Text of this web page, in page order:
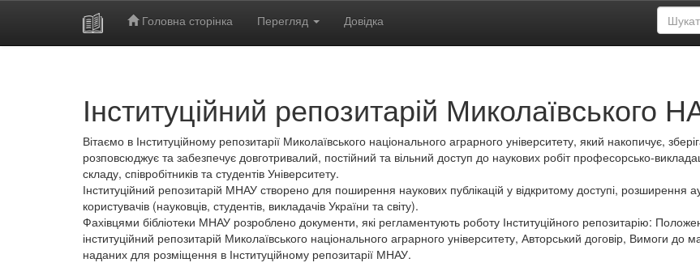
Головна сторінка Перегляд Довідка
Інституційний репозитарій Миколаївського
Вітаємо в Інституційному репозитарії Миколаївського національного аграрного університету, який накопичує,
розповсюджує та забезпечує довготривалий, постійний та вільний доступ до наукових робіт професорсько-
складу, співробітників та студентів Університету.
Інституційний репозитарій МНАУ створено для поширення наукових публікацій у відкритому доступі, розширення
користувачів (науковців, студентів, викладачів України та світу).
Фахівцями бібліотеки МНАУ розроблено документи, які регламентують роботу Інституційного репозитарію:
інституційний репозитарій Миколаївського національного аграрного університету, Авторський договір, Вимоги до
наданих для розміщення в Інституційному репозитарії МНАУ.